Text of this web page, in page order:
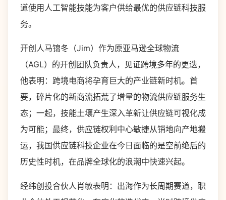
道使用人工智能技能为客户供给最优的供应链科技服
务。
开创人马锦冬（Jim）作为原亚马逊全球物流
（AGL）的开创团队负责人，见证跨境多年的更迭，
他表明：跨境电商将孕育巨大的产业链新时机。首
要，碎片化的新商流拓荒了增量的物流供应链服务生
态；一起，技能土壤产生深入革新让供应链可视化成
为可能；最终，供应链权利中心敏捷从销地向产地搬
运，我国供应链科技企业在今日面临的是空前绝后的
历史性时机，在品牌全球化的浪潮中快速兴起。
经纬创投合伙人肖敏表明：出海作为长周期赛道，职